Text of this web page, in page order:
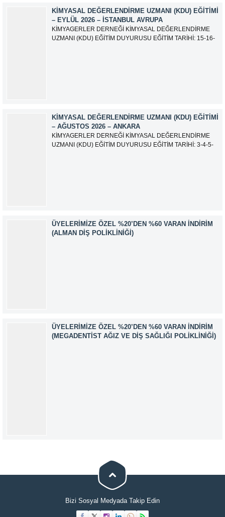
KIMYASAL DEĞERLENDIRME UZMANI (KDU) EĞITIMI
– EYLÜL 2026 – İSTANBUL AVRUPA
KİMYAGERLER DERNEĞİ KİMYASAL DEĞERLENDİRME
UZMANI (KDU) EĞİTİM DUYURUSU EĞİTİM TARİHİ: 15-16-
KIMYASAL DEĞERLENDIRME UZMANI (KDU) EĞITIMI
– AĞUSTOS 2026 – ANKARA
KİMYAGERLER DERNEĞİ KİMYASAL DEĞERLENDİRME
UZMANI (KDU) EĞİTİM DUYURUSU EĞİTİM TARİHİ: 3-4-5-
ÜYELERIMIZE ÖZEL %20’DEN %60 VARAN İNDIRIM
(ALMAN DIŞ POLIKLINIĞI)
ÜYELERIMIZE ÖZEL %20’DEN %60 VARAN İNDIRIM
(MEGADENTIST AĞIZ VE DIŞ SAĞLIĞI POLIKLINIĞI)
Bizi Sosyal Medyada Takip Edin